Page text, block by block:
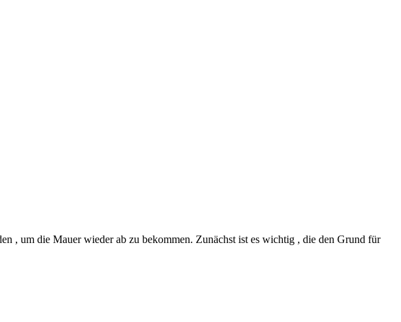
, um die Mauer wieder ab zu bekommen. Zunächst ist es wichtig , die den Grund für